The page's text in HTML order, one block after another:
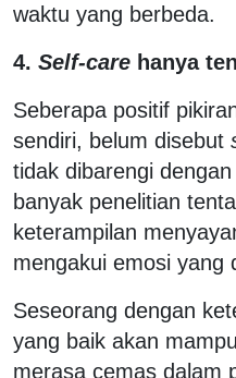
waktu yang berbeda.
4. Self-care hanya
Seberapa positif
sendiri, belum disebut
tidak dibarengi
banyak penelitian
keterampilan
mengakui emosi yang
Seseorang dengan
yang baik akan
merasa cemas dalam